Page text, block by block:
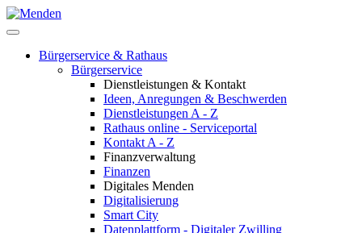
Bürgerservice & Rathaus
Bürgerservice
Dienstleistungen & Kontakt
Ideen, Anregungen & Beschwerden
Dienstleistungen A - Z
Rathaus online - Serviceportal
Kontakt A - Z
Finanzverwaltung
Finanzen
Digitales Menden
Digitalisierung
Smart City
Datenplattform - Digitaler Zwilling